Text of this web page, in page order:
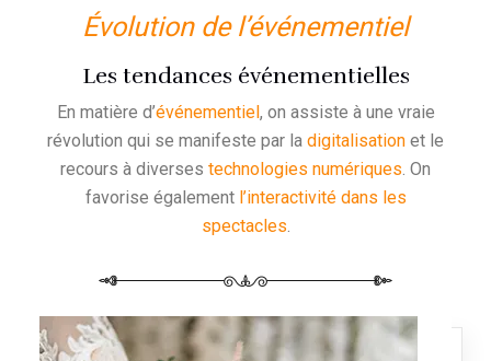
Évolution de l’événementiel
Les tendances événementielles
En matière d’événementiel, on assiste à une vraie
révolution qui se manifeste par la digitalisation et le
recours à diverses technologies numériques. On
favorise égalementl’interactivité dans les
spectacles.